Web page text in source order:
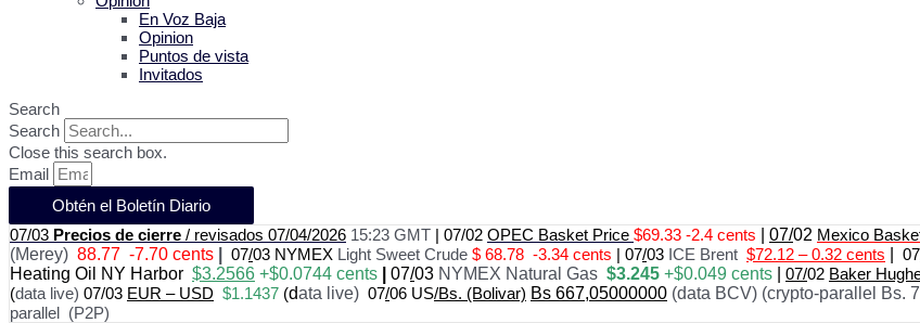
En Voz Baja
Opinion
Puntos de vista
Invitados
Search
Search
Close this search box.
Email
Obtén el Boletín Diario
07/03 Precios de cierre / revisados 07/04/2026 15:23 GMT | 07/02 OPEC Basket Price $69.33 -2.4 cents 07/02 Mexico
(Merey) 88.77 -7.70 cents 07/03 NYMEX Light Sweet Crude $ 68.78 -3.34 cents | 07/03 ICE Brent $72.12 – 0.32 cents 07
Heating Oil NY Harbor $3.2566 +$0.0744 cents 07/03 NYMEX Natural Gas $3.245 +$0.049 cents 07/02 Baker
(data live) 07/03 EUR – USD $1.1437 (data live) 07/06 US/Bs. (Bolivar) Bs 667,05000000 (data BCV) (crypto-parallel Bs.
parallel (P2P)